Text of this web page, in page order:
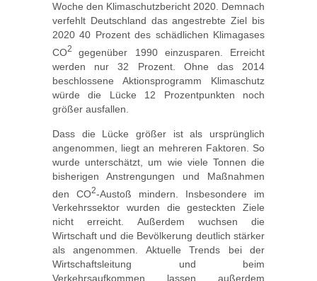
Woche den Klimaschutzbericht 2020. Demnach
verfehlt Deutschland das angestrebte Ziel bis
2020 40 Prozent des schädlichen Klimagases
CO2 gegenüber 1990 einzusparen. Erreicht
werden nur 32 Prozent. Ohne das 2014
beschlossene Aktionsprogramm Klimaschutz
würde die Lücke 12 Prozentpunkten noch
größer ausfallen.
Dass die Lücke größer ist als ursprünglich
angenommen, liegt an mehreren Faktoren. So
wurde unterschätzt, um wie viele Tonnen die
bisherigen Anstrengungen und Maßnahmen
den CO2-Austoß mindern. Insbesondere im
Verkehrssektor wurden die gesteckten Ziele
nicht erreicht. Außerdem wuchsen die
Wirtschaft und die Bevölkerung deutlich stärker
als angenommen. Aktuelle Trends bei der
Wirtschaftsleitung und beim
Verkehrsaufkommen lassen außerdem